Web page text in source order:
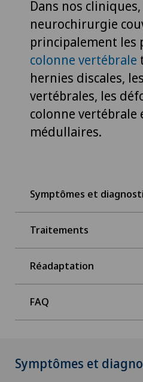
Dans nos
neurochirurgie
principalement les
colonne vertébrale
hernies discales,
vertébrales, les
colonne vertébrale
médullaires.
Symptômes et
Traitements
Réadaptation
FAQ
Symptômes et